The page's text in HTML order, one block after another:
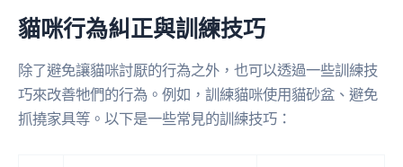
貓咪行為糾正與訓練技巧
除了避免讓貓咪討厭的行為之外，也可以透過一些訓練技
巧來改善牠們的行為。例如，訓練貓咪使用貓砂盆、避免
抓撓家具等。以下是一些常見的訓練技巧：